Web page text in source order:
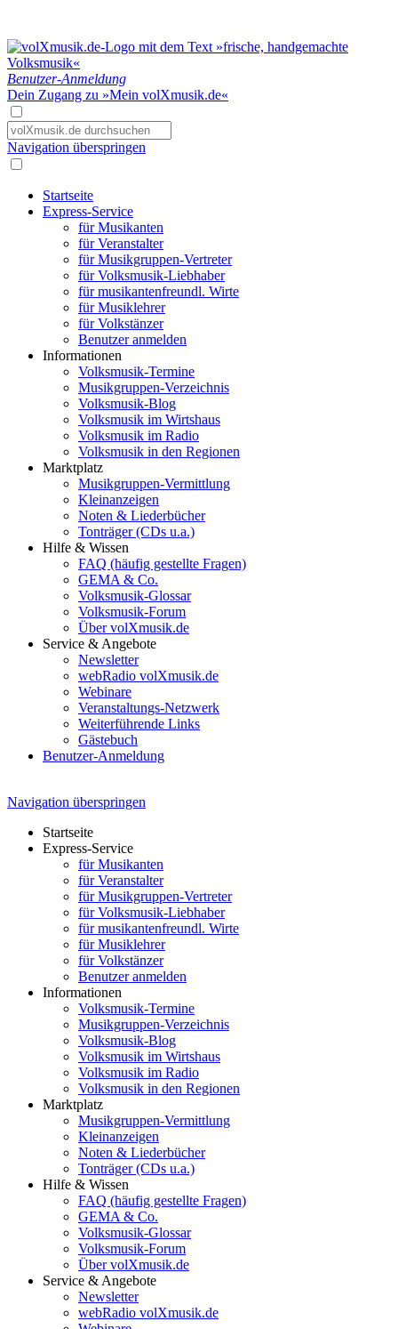
Benutzer-Anmeldung
Dein Zugang zu »Mein volXmusik.de«
Navigation überspringen
Startseite
Express-Service
für Musikanten
für Veranstalter
für Musikgruppen-Vertreter
für Volksmusik-Liebhaber
für musikantenfreundl. Wirte
für Musiklehrer
für Volkstänzer
Benutzer anmelden
Informationen
Volksmusik-Termine
Musikgruppen-Verzeichnis
Volksmusik-Blog
Volksmusik im Wirtshaus
Volksmusik im Radio
Volksmusik in den Regionen
Marktplatz
Musikgruppen-Vermittlung
Kleinanzeigen
Noten & Liederbücher
Tonträger (CDs u.a.)
Hilfe & Wissen
FAQ (häufig gestellte Fragen)
GEMA & Co.
Volksmusik-Glossar
Volksmusik-Forum
Über volXmusik.de
Service & Angebote
Newsletter
webRadio volXmusik.de
Webinare
Veranstaltungs-Netzwerk
Weiterführende Links
Gästebuch
Benutzer-Anmeldung
Navigation überspringen
Startseite
Express-Service
für Musikanten
für Veranstalter
für Musikgruppen-Vertreter
für Volksmusik-Liebhaber
für musikantenfreundl. Wirte
für Musiklehrer
für Volkstänzer
Benutzer anmelden
Informationen
Volksmusik-Termine
Musikgruppen-Verzeichnis
Volksmusik-Blog
Volksmusik im Wirtshaus
Volksmusik im Radio
Volksmusik in den Regionen
Marktplatz
Musikgruppen-Vermittlung
Kleinanzeigen
Noten & Liederbücher
Tonträger (CDs u.a.)
Hilfe & Wissen
FAQ (häufig gestellte Fragen)
GEMA & Co.
Volksmusik-Glossar
Volksmusik-Forum
Über volXmusik.de
Service & Angebote
Newsletter
webRadio volXmusik.de